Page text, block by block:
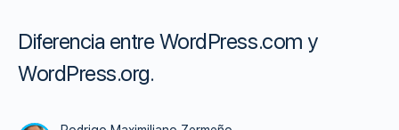
Diferencia entre WordPress.com y
WordPress.org.